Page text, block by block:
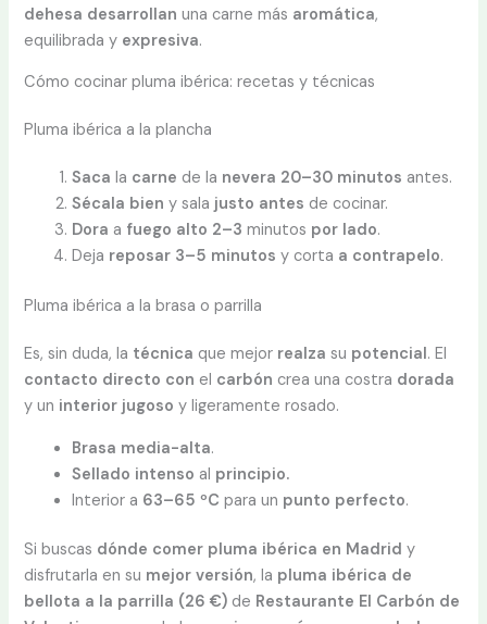
dehesa desarrollan una carne más aromática,
equilibrada y expresiva.
Cómo cocinar pluma ibérica: recetas y técnicas
Pluma ibérica a la plancha
Saca la carne de la nevera 20–30 minutos antes.
Sécala bien y sala justo antes de cocinar.
Dora a fuego alto 2–3 minutos por lado.
Deja reposar 3–5 minutos y corta a contrapelo.
Pluma ibérica a la brasa o parrilla
Es, sin duda, la técnica que mejor realza su potencial. El
contacto directo con el carbón crea una costra dorada
y un interior jugoso y ligeramente rosado.
Brasa media-alta.
Sellado intenso al principio.
Interior a 63–65 ºC para un punto perfecto.
Si buscas dónde comer pluma ibérica en Madrid y
disfrutarla en su mejor versión, la pluma ibérica de
bellota a la parrilla (26 €) de Restaurante El Carbón de